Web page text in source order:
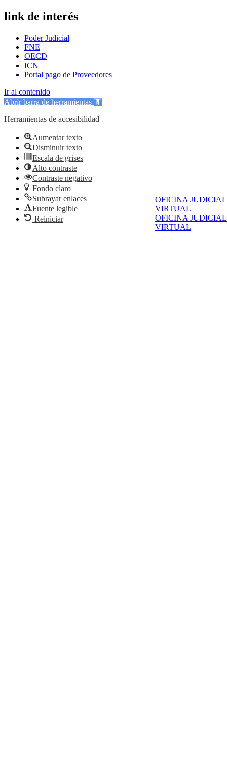
OFICINA JUDICIAL
VIRTUAL
OFICINA JUDICIAL
VIRTUAL
link de interés
Poder Judicial
FNE
OECD
ICN
Portal pago de Proveedores
Ir al contenido
Abrir barra de herramientas
Herramientas de accesibilidad
Aumentar texto
Disminuir texto
Escala de grises
Alto contraste
Contraste negativo
Fondo claro
Subrayar enlaces
Fuente legible
Reiniciar